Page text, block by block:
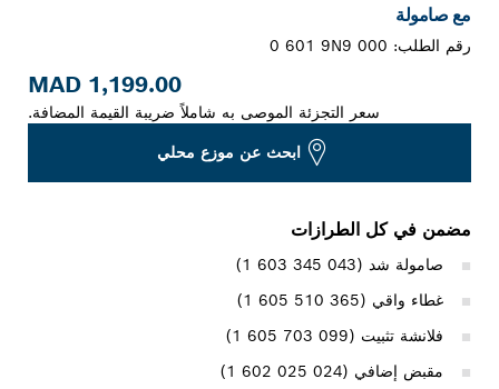
مع صامولة
رقم الطلب:0 601 9N9 000
1,199.00 MAD
سعر التجزئة الموصى به شاملاً ضريبة القيمة المضافة.
ابحث عن موزع محلي
مضمن في كل الطرازات
صامولة شد (‎1 603 345 043)
غطاء واقي (‎1 605 510 365)
فلانشة تثبيت (‎1 605 703 099)
مقبض إضافي (‎1 602 025 024)